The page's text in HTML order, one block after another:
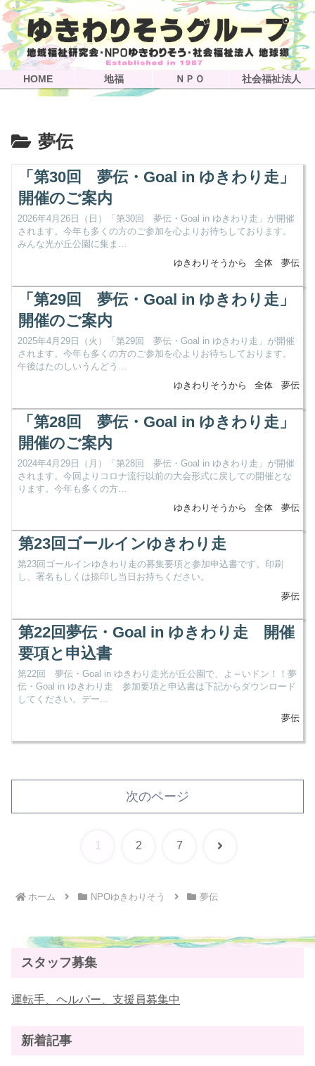
HOME 地福 ＮＰＯ 社会福祉法人
夢伝
「第30回 夢伝・Goal in ゆきわり走」
開催のご案内
2026年4月26日（日）「第30回 夢伝・Goal in ゆきわり走」が開催
されます。今年も多くの方のご参加を心よりお待ちしております。
みんな光が丘公園に集ま...
ゆきわりそうから
全体 夢伝
「第29回 夢伝・Goal in ゆきわり走」
開催のご案内
2025年4月29日（火）「第29回 夢伝・Goal in ゆきわり走」が開催
されます。今年も多くの方のご参加を心よりお待ちしております。
午後はたのしいうんどう...
ゆきわりそうから
全体 夢伝
「第28回 夢伝・Goal in ゆきわり走」
開催のご案内
2024年4月29日（月）「第28回 夢伝・Goal in ゆきわり走」が開催
されます。今回よりコロナ流行以前の大会形式に戻しての開催とな
ります。今年も多くの方...
ゆきわりそうから
全体 夢伝
第23回ゴールインゆきわり走
第23回ゴールインゆきわり走の募集要項と参加申込書です。印刷
し、署名もしくは捺印し当日お持ちください。
夢伝
第22回夢伝・Goal in ゆきわり走 開催
要項と申込書
第22回 夢伝・Goal in ゆきわり走光が丘公園で、よ～いドン！！夢
伝・Goal in ゆきわり走 参加要項と申込書は下記からダウンロード
してください。デー...
夢伝
次のページ
1 2 7 次
ホーム NPOゆきわりそう 夢伝
スタッフ募集
運転手、ヘルパー、支援員募集中
新着記事